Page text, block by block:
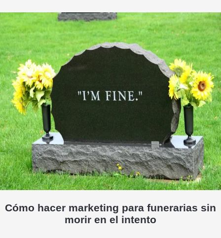
Cómo hacer marketing para funerarias sin
morir en el intento